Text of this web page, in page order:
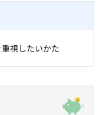
視したいかた